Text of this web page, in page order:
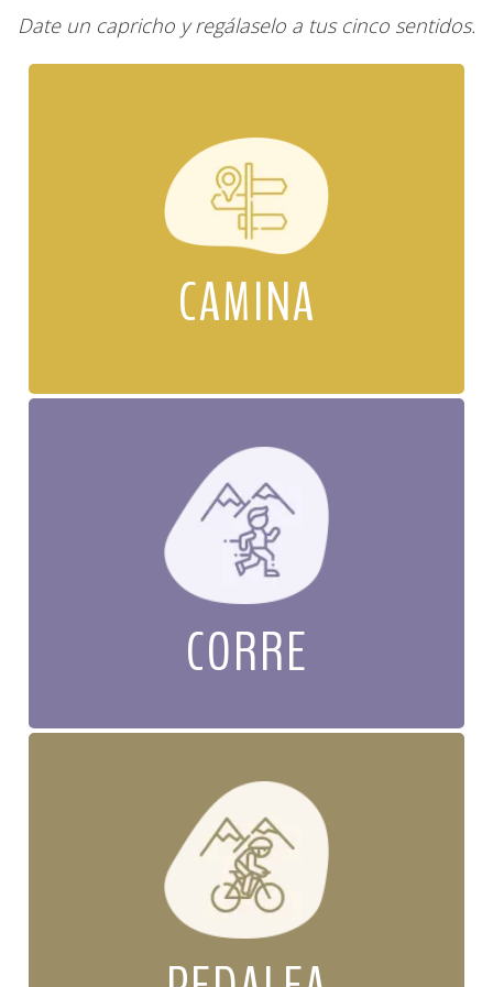
Date un capricho y regálaselo a tus cinco sentidos.
CAMINA
CORRE